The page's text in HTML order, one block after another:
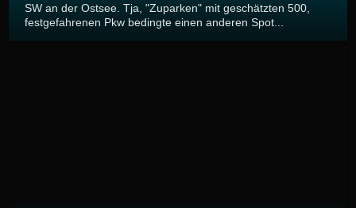
SW an der Ostsee. Tja, "Zuparken" mit geschätzten 500,
festgefahrenen Pkw bedingte einen anderen Spot...